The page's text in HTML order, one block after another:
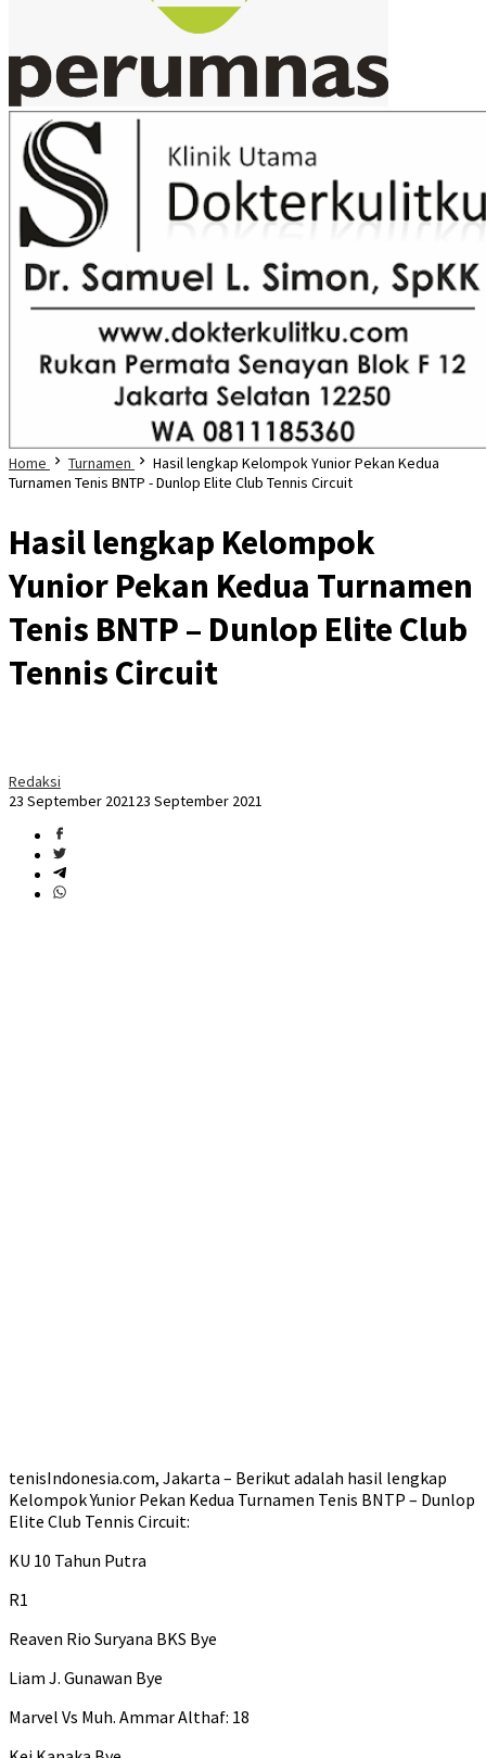
Home Turnamen
Hasil lengkap Kelompok Yunior Pekan Kedua
Turnamen Tenis BNTP - Dunlop Elite Club Tennis Circuit
Hasil lengkap Kelompok
Yunior Pekan Kedua Turnamen
Tenis BNTP – Dunlop Elite Club
Tennis Circuit
Redaksi
23 September 202123 September 2021
tenisIndonesia.com, Jakarta – Berikut adalah hasil lengkap
Kelompok Yunior Pekan Kedua Turnamen Tenis BNTP – Dunlop
Elite Club Tennis Circuit:
KU 10 Tahun Putra
R1
Reaven Rio Suryana BKS Bye
Liam J. Gunawan Bye
Marvel Vs Muh. Ammar Althaf: 18